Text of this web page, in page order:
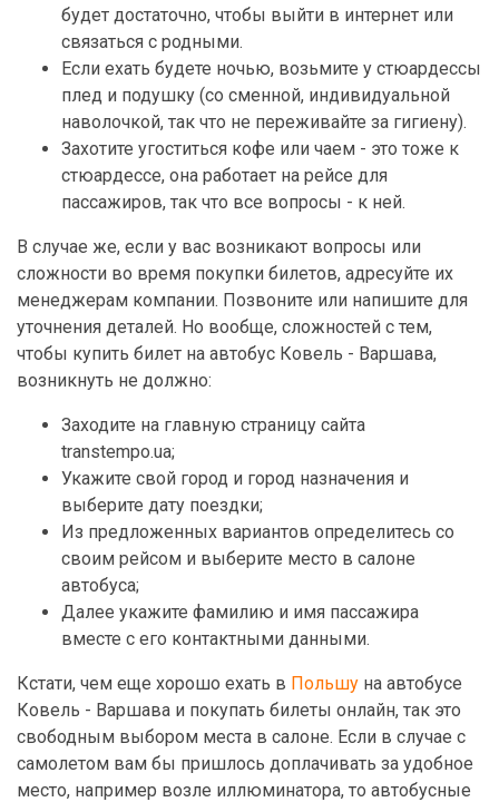
будет достаточно, чтобы выйти в интернет или
связаться с родными.
Если ехать будете ночью, возьмите у стюардессы
плед и подушку (со сменной, индивидуальной
наволочкой, так что не переживайте за гигиену).
Захотите угоститься кофе или чаем - это тоже к
стюардессе, она работает на рейсе для
пассажиров, так что все вопросы - к ней.
В случае же, если у вас возникают вопросы или
сложности во время покупки билетов, адресуйте их
менеджерам компании. Позвоните или напишите для
уточнения деталей. Но вообще, сложностей с тем,
чтобы купить билет на автобус Ковель - Варшава,
возникнуть не должно:
Заходите на главную страницу сайта
transtempo.ua;
Укажите свой город и город назначения и
выберите дату поездки;
Из предложенных вариантов определитесь со
своим рейсом и выберите место в салоне
автобуса;
Далее укажите фамилию и имя пассажира
вместе с его контактными данными.
Кстати, чем еще хорошо ехать в Польшу на автобусе
Ковель - Варшава и покупать билеты онлайн, так это
свободным выбором места в салоне. Если в случае с
самолетом вам бы пришлось доплачивать за удобное
место, например возле иллюминатора, то автобусные